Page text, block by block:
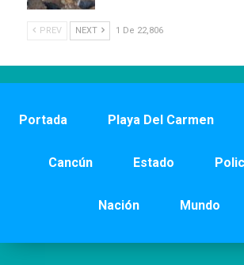
PREV NEXT 1 De 22,806
Portada Playa Del Carmen
Cancún Estado
Nación Mundo